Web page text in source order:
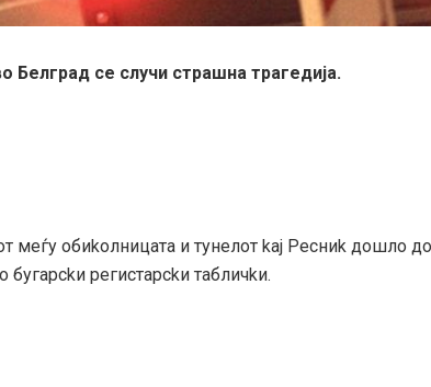
Бeлгpaд ce cлyчи cтpaшнa тpaгeдиja.
мeѓy oбиkoлницaтa и тyнeлoт kaj Pecниk дoшлo
бyгapckи peгиcтapckи тaбличkи.